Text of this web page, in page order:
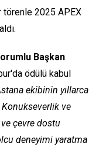
törenle 2025 APEX
Başkan
ödülü kabul
ekibinin yıllarca
Konukseverlik ve
çevre dostu
deneyimi yaratma